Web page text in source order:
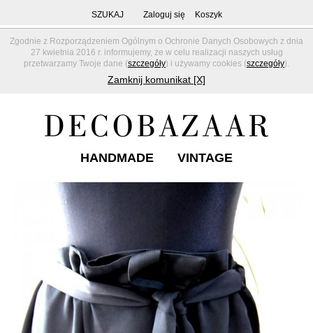
Zgodnie z Rozporządzeniem Ogólnym o Ochronie Danych Osobowych z dnia
27 kwietnia 2016 r. informujemy, że w celu realizacji naszych usług
przetwarzamy Twoje dane (szczegóły) i używamy cookies (szczegóły).
Zamknij komunikat [X]
SZUKAJ Zaloguj się Koszyk
HANDMADE VINTAGE